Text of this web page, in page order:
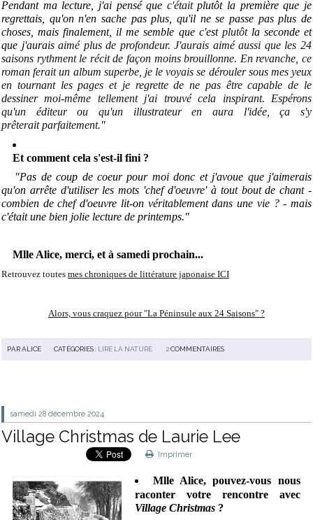
Pendant ma lecture, j'ai pensé que c'étaitplutôt la première que je
regrettais, qu'on n'en sache pas plus, qu'il ne se passe pas plus de
choses, mais finalement, il me semble que c'est plutôtla seconde et
que j'auraisaimé plus de profondeur. J'aurais aimé aussi que les 24
saisons rythment le récit de façon moins brouillonne. En revanche, ce
roman ferait un album superbe, je le voyais se dérouler sous mes yeux
en tournant les pages et je regrette de ne pas être capable de le
dessiner moi-même tellement j'ai trouvé cela inspirant. Espérons
qu'un éditeur ou qu'un illustrateur en aura l'idée, ça s'y
prêterait parfaitement."
Et comment cela s'est-il fini ?
"Pas de coup de coeur pour moi donc et j'avoue que j'aimerais
qu'on arrête d'utiliser les mots 'chef d'oeuvre' à tout bout de chant -
combien de chef d'oeuvre lit-on véritablement dans une vie ? - mais
c'était une bien jolie lecture de printemps."
Mlle Alice, merci, et à samedi prochain...
Retrouvez toutes mes chroniques de littérature japonaise ICI
Alors, vous craquez pour "La Péninsule aux 24 Saisons" ?
PARALICE CATÉGORIES : LIRE LA NATURE 2 COMMENTAIRES
samedi 28 décembre 2024
Village Christmas de Laurie Lee
Imprimer
Mlle Alice, pouvez-vous nous
raconter votre rencontre avec
Village Christmas ?